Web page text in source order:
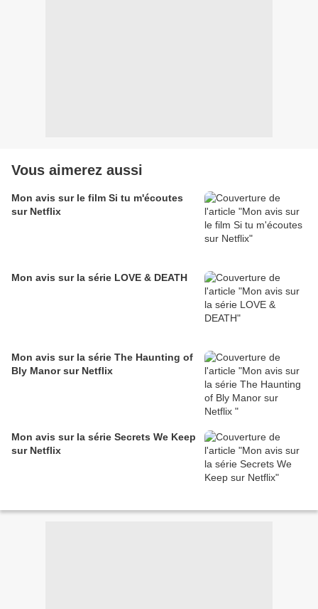
Vous aimerez aussi
Mon avis sur le film Si tu m'écoutes
sur Netflix
Mon avis sur la série LOVE & DEATH
Mon avis sur la série The Haunting of
Bly Manor sur Netflix
Mon avis sur la série Secrets We Keep
sur Netflix